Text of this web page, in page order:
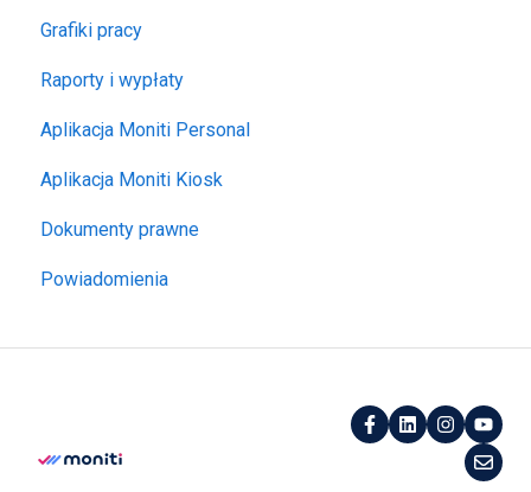
Grafiki pracy
Raporty i wypłaty
Aplikacja Moniti Personal
Aplikacja Moniti Kiosk
Dokumenty prawne
Powiadomienia